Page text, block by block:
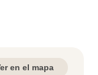
en el mapa